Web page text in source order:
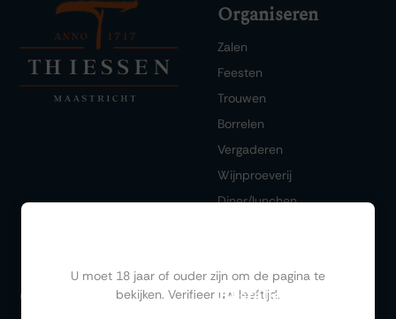
Organiseren
Zalen
Feesten
Trouwen
Borrelen
Vergaderen
Wijnproeverij
Diner/lunchen
Ontdekken Bestellen
U moet 18 jaar of ouder zijn om de pagina te
bekijken. Verifieer uw leeftijd.